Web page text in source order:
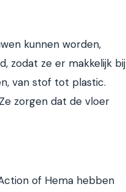
kunnen worden,
zodat ze er makkelijk bij
van stof tot plastic.
zorgen dat de vloer
of Hema hebben